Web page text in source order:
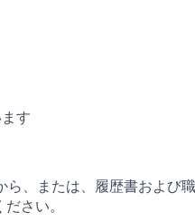
す
、または、履歴書および
さい。